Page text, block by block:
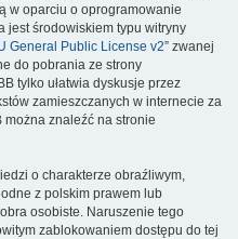
w oparciu o oprogramowanie
jest środowiskiem typu witryny
General Public License v2” zwanej
do pobrania ze strony
tylko ułatwia dyskusje przez
zamieszczanych w internecie za
znaleźć na stronie
o charakterze obraźliwym,
z polskim prawem lub
osobiste. Naruszenie tego
zablokowaniem dostępu do tej